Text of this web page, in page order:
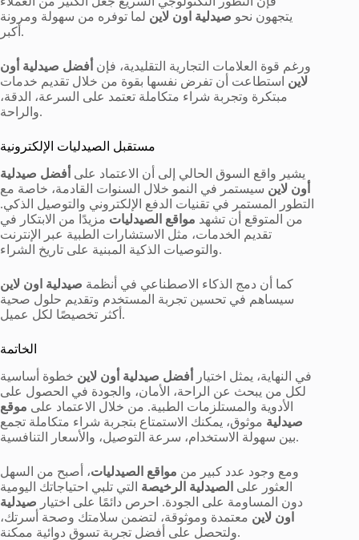
يتجهون نحو صيدلية اون لاين لما توفره من سهولة ومرونة
أكبر.
ورغم قوة العلامات التجارية التقليدية، فإن أفضل صيدلية أون
لاين استطاعت أن تفرض نفسها بقوة من خلال تقديم خدمات
مبتكرة وتجربة شراء متكاملة تعتمد على السرعة، الدقة،
والراحة.
مستقبل الصيدليات الإلكترونية
يشير واقع السوق الحالي إلى أن الاعتماد على أفضل صيدلية
أون لاين سيستمر في النمو خلال السنوات القادمة، خاصة مع
التطور المستمر في تقنيات الدفع الإلكتروني والتوصيل الذكي.
من المتوقع أن تشهد مواقع الصيدليات مزيدًا من الابتكار في
تقديم الخدمات، مثل الاستشارات الطبية عبر الإنترنت
والتوصيات الذكية المبنية على تاريخ الشراء.
كما أن دمج الذكاء الاصطناعي في أنظمة صيدلية اون لاين
سيساهم في تحسين تجربة المستخدم وتقديم حلول صحية
أكثر تخصيصًا لكل عميل.
الخاتمة
في النهاية، يمثل اختيار
أفضل صيدلية أون لاين خطوة أساسية
لكل من يبحث عن الراحة، الأمان، والجودة في الحصول على
الأدوية والمستلزمات الطبية. من خلال الاعتماد على موقع
صيدلية موثوق، يمكنك الاستمتاع بتجربة شراء متكاملة تجمع
بين سهولة الاستخدام، سرعة التوصيل، والأسعار التنافسية.
ومع وجود عدد كبير من مواقع الصيدليات، أصبح من السهل
العثور على الصيدلية الرخيصة التي تلبي احتياجاتك اليومية
دون المساومة على الجودة. احرص دائمًا على اختيار صيدلية
اون لاين معتمدة وموثوقة، لتضمن سلامتك وصحة أسرتك،
ولتحصل على أفضل تجربة تسوق دوائية ممكنة.